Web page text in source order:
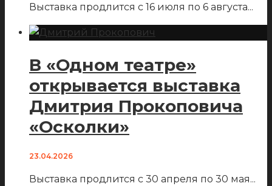
Выставка продлится с 16 июля по 6 августа...
В «Одном театре»
открывается выставка
Дмитрия Прокоповича
«Осколки»
23.04.2026
Выставка продлится с 30 апреля по 30 мая...